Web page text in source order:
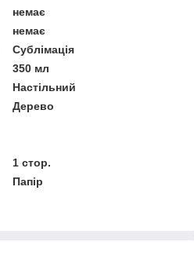
немає
немає
Сублімація
350 мл
Настільний
Дерево
1 стор.
Папір